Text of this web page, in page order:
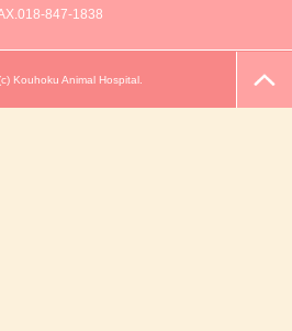
847-1838
Kouhoku Animal Hospital.